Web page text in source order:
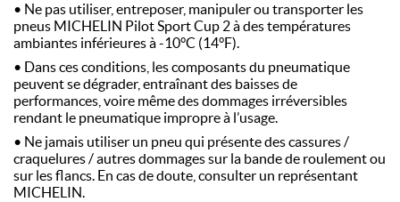
• Ne pas utiliser, entreposer, manipuler ou transporter les
pneus MICHELIN Pilot Sport Cup 2 à des températures
ambiantes inférieures à -10°C (14°F).
• Dans ces conditions, les composants du pneumatique
peuvent se dégrader, entraînant des baisses de
performances, voire même des dommages irréversibles
rendant le pneumatique impropre à l’usage.
• Ne jamais utiliser un pneu qui présente des cassures /
craquelures / autres dommages sur la bande de roulement ou
sur les flancs. En cas de doute, consulter un représentant
MICHELIN.